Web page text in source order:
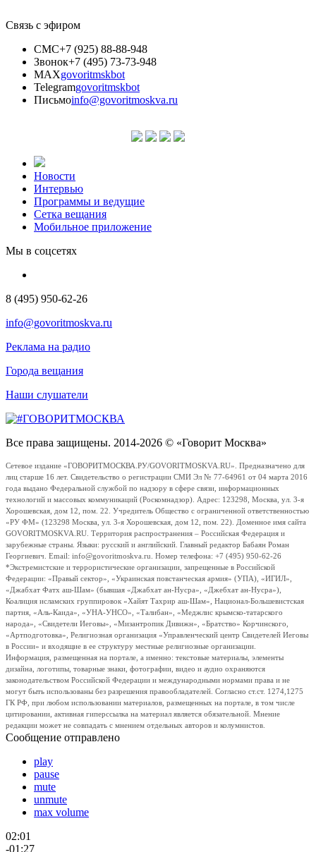
Связь с эфиром
СМС+7 (925) 88-88-948
Звонок+7 (495) 73-73-948
MAXgovoritmskbot
Telegramgovoritmskbot
Письмоinfo@govoritmoskva.ru
Новости
Интервью
Программы и ведущие
Сетка вещания
Мобильное приложение
Мы в соцсетях
8 (495) 950-62-26
info@govoritmoskva.ru
Реклама на радио
Города вещания
Наши слушатели
Все права защищены. 2014-2026 © «Говорит Москва»
Сетевое издание «ГОВОРИТМОСКВА.РУ/GOVORITMOSKVA.RU». Предназначено для
лиц старше 16 лет. Свидетельство о регистрации СМИ Эл № 77-64961 от 04 марта 2016
года выдано Федеральной службой по надзору в сфере связи, информационных
технологий и массовых коммуникаций (Роскомнадзор). Адрес: 123298, Москва, ул. 3-я
Хорошевская, дом 12, пом. 22. Учредитель Общество с ограниченной ответственностью
«РУ ФМ» (123298 Москва, ул. 3-я Хорошевская, дом 12, пом. 22). Доменное имя сайта
GOVORITMOSKVA.RU. Территория распространения – Российская Федерация и
зарубежные страны. Языки: русский и английский. Главный редактор Бабаян Роман
Георгиевич. Email: info@govoritmoskva.ru. Номер телефона: +7 (495) 950-62-26
*Экстремистские и террористические организации, запрещенные в Российской
Федерации: «Правый сектор», «Украинская повстанческая армия» (УПА), «ИГИЛ»,
«Джабхат Фатх аш-Шам» (бывшая «Джабхат ан-Нусра», «Джебхат ан-Нусра»),
Коалиция исламских группировок «Хайят Тахрир аш-Шам», Национал-Большевистская
партия, «Аль-Каида», «УНА-УНСО», «Талибан», «Меджлис крымско-татарского
народа», «Свидетели Иеговы», «Мизантропик Дивижн», «Братство» Корчинского,
«Артподготовка», Религиозная организация «Управленческий центр Свидетелей Иеговы
в России» и входящие в ее структуру местные религиозные организации.
Информация, размещенная на портале, а именно: текстовые материалы, элементы
дизайна, логотипы, товарные знаки, фотографии, видео и аудио охраняются
законодательством Российской Федерации и международными нормами права и не
могут быть использованы без разрешения правообладателей. Согласно ст.ст. 1274,1275
ГК РФ, при любом использовании материалов, размещенных на портале, в том числе
цитировании, активная гиперссылка на материал является обязательной. Мнение
редакции может не совпадать с мнением отдельных авторов и колумнистов.
Сообщение отправлено
play
pause
mute
unmute
max volume
02:01
-01:27